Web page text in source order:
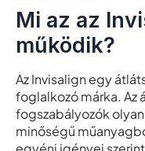
Mi az az
működik?
Az Invisalign egy
foglalkozó márka. Az
fogszabályozók
minőségű